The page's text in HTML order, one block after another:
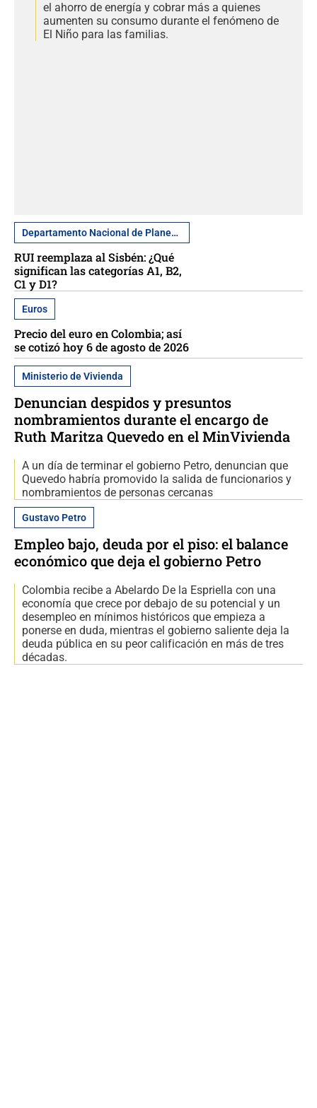
el ahorro de energía y cobrar más a quienes
aumenten su consumo durante el fenómeno de
El Niño para las familias.
Departamento Nacional de Planeación
RUI reemplaza al Sisbén: ¿Qué
significan las categorías A1, B2,
C1 y D1?
Euros
Precio del euro en Colombia; así
se cotizó hoy 6 de agosto de 2026
Ministerio de Vivienda
Denuncian despidos y presuntos
nombramientos durante el encargo de
Ruth Maritza Quevedo en el MinVivienda
A un día de terminar el gobierno Petro, denuncian que
Quevedo habría promovido la salida de funcionarios y
nombramientos de personas cercanas
Gustavo Petro
Empleo bajo, deuda por el piso: el balance
económico que deja el gobierno Petro
Colombia recibe a Abelardo De la Espriella con una
economía que crece por debajo de su potencial y un
desempleo en mínimos históricos que empieza a
ponerse en duda, mientras el gobierno saliente deja la
deuda pública en su peor calificación en más de tres
décadas.